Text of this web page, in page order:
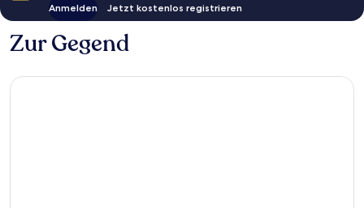
Anmelden Jetzt kostenlos registrieren
Zur Gegend